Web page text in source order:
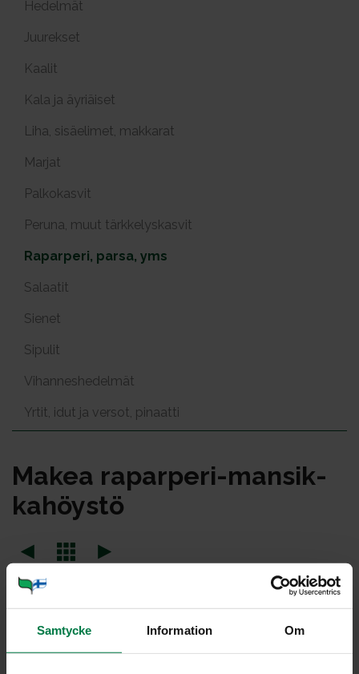
Samtycke Information Om
Hedelmät
Juurekset
Kaalit
Kala ja äyriäiset
Liha, sisäelimet, makkarat
Marjat
Palkokasvit
Peruna, muut tärkkelyskasvit
Raparperi, parsa, yms
Salaatit
Sienet
Sipulit
Vihanneshedelmät
Yrtit, idut ja versot, pinaatti
Ma­kea ra­par­pe­ri-man­sik­
ka­höys­tö
Portioner
Ohje